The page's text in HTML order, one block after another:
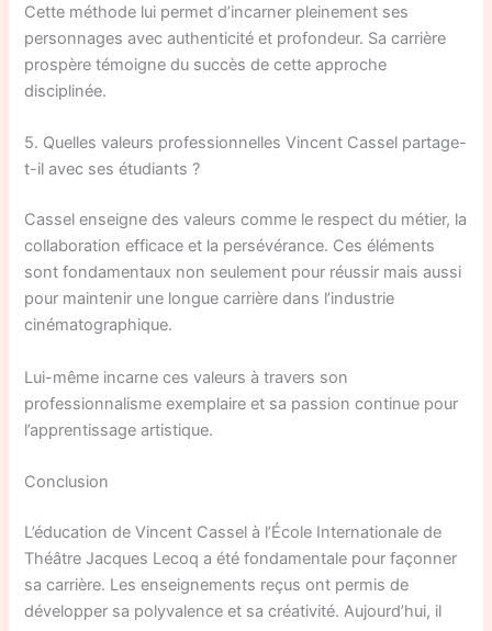
Cette méthode lui permet d’incarner pleinement ses
personnages avec authenticité et profondeur. Sa carrière
prospère témoigne du succès de cette approche
disciplinée.
5. Quelles valeurs professionnelles Vincent Cassel partage-
t-il avec ses étudiants ?
Cassel enseigne des valeurs comme le respect du métier, la
collaboration efficace et la persévérance. Ces éléments
sont fondamentaux non seulement pour réussir mais aussi
pour maintenir une longue carrière dans l’industrie
cinématographique.
Lui-même incarne ces valeurs à travers son
professionnalisme exemplaire et sa passion continue pour
l’apprentissage artistique.
Conclusion
L’éducation de Vincent Cassel à l’École Internationale de
Théâtre Jacques Lecoq a été fondamentale pour façonner
sa carrière. Les enseignements reçus ont permis de
développer sa polyvalence et sa créativité. Aujourd’hui, il